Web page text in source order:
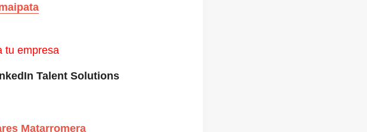
tu empresa
Talent Solutions
Matarromera